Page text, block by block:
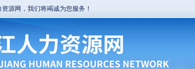
源网，我们将竭诚为您服务！